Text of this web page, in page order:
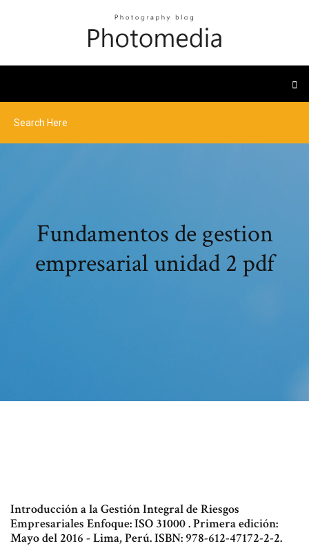
Fundamentos de gestion
empresarial unidad 2 pdf
Introducción a la Gestión Integral de Riesgos
Empresariales Enfoque: ISO 31000 . Primera edición:
Mayo del 2016 - Lima, Perú. ISBN: 978-612-47172-2-2.